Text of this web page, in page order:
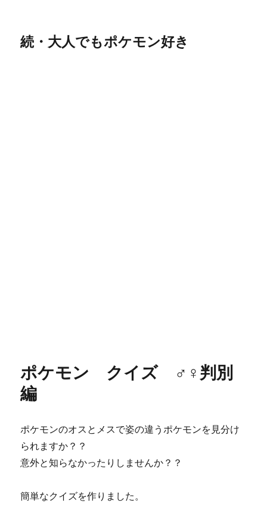
続・大人でもポケモン好き
ポケモン クイズ ♂♀判別
編
ポケモンのオスとメスで姿の違うポケモンを見分け
られますか？？
意外と知らなかったりしませんか？？
簡単なクイズを作りました。